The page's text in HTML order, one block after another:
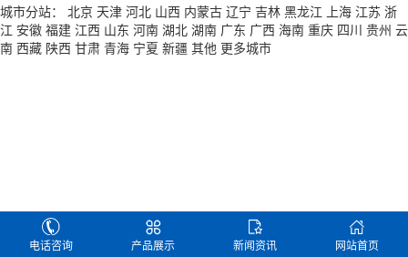
电话咨询 产品展示 新闻资讯 网站首页
城市分站： 北京 天津 河北 山西 内蒙古 辽宁 吉林 黑龙江 上海 江苏 浙
江 安徽 福建 江西 山东 河南 湖北 湖南 广东 广西 海南 重庆 四川 贵州 云
南 西藏 陕西 甘肃 青海 宁夏 新疆 其他 更多城市